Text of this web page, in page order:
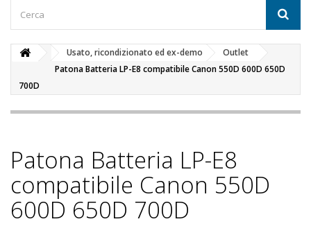
Usato, ricondizionato ed ex-demo
Outlet
Patona Batteria LP-E8 compatibile Canon 550D 600D 650D
700D
Patona Batteria LP-E8
compatibile Canon 550D
600D 650D 700D